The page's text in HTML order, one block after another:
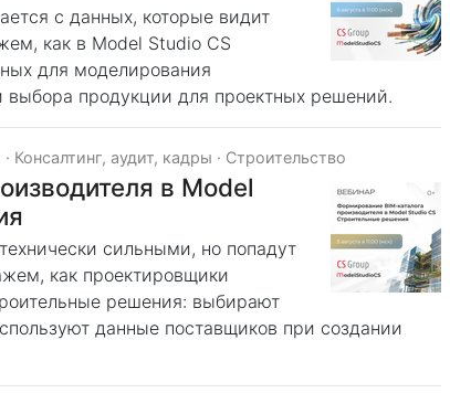
с данных, которые видит
как в Model Studio CS
для моделирования
выбора продукции для проектных решений.
· Консалтинг, аудит, кадры · Строительство
в Model
сильными, но попадут
как проектировщики
решения: выбирают
данные поставщиков при создании